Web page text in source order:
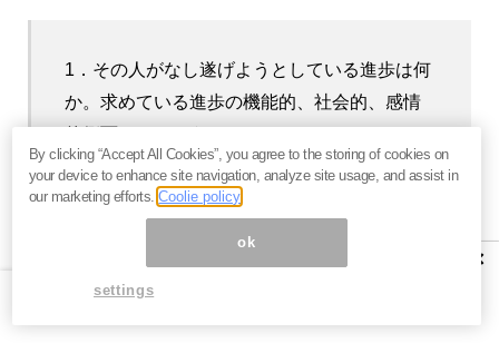
1．その人がなし遂げようとしている進歩は何
か。求めている進歩の機能的、社会的、感情
2．苦心している状況は何か。誰がいつどこで
何をしているときか。
3．進歩をなし遂げるのを阻む障害物は何か。 ×
By clicking “Accept All Cookies”, you agree to the storing of cookies on
your device to enhance site navigation, analyze site usage, and assist in
our marketing efforts.Coolie policy
ok
settings